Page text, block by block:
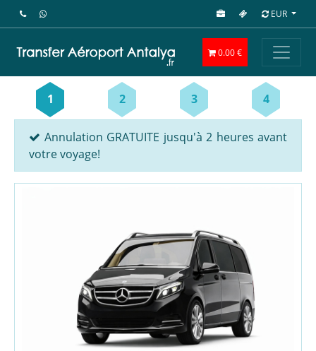
EUR
0.00 €
1 2 3 4
Annulation GRATUITE jusqu'à 2 heures avant
votre voyage!